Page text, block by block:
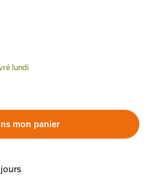
lundi
mon panier